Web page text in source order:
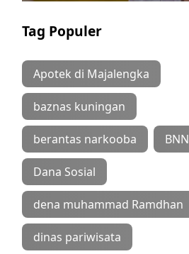
Tag Populer
Apotek di Majalengka
baznas kuningan
berantas narkooba BNN
Dana Sosial
dena muhammad Ramdhan
dinas pariwisata